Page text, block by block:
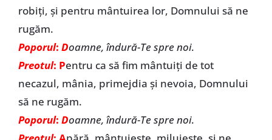
robiți, și pentru mântuirea lor, Domnului să ne
rugăm.
Poporul: Doamne, îndură-Te spre noi.
Preotul: Pentru ca să fim mântuiți de tot
necazul, mânia, primejdia și nevoia, Domnului
să ne rugăm.
Poporul: Doamne, îndură-Te spre noi.